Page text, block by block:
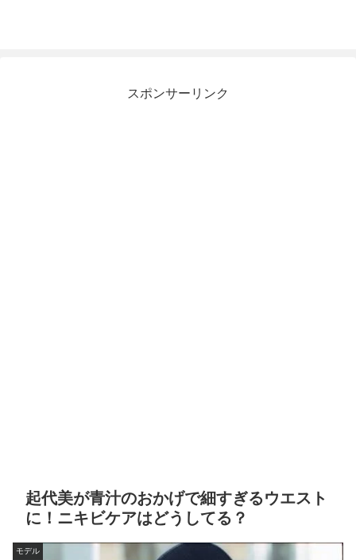
スポンサーリンク
起代美が青汁のおかげで細すぎるウエスト
に！ニキビケアはどうしてる？
モデル